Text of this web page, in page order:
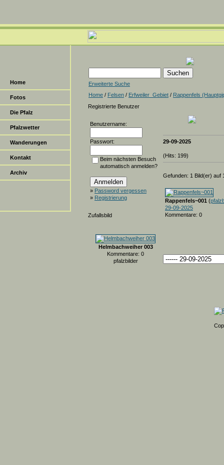
Home
Fotos
Die Pfalz
Pfalzwetter
Wanderungen
Kontakt
Archiv
Erweiterte Suche
Home / Felsen / Erfweiler_Gebiet / Rappenfels
Registrierte Benutzer
Benutzername:
Passwort:
Beim nächsten Besuch
automatisch anmelden?
» Password vergessen
» Registrierung
Zufallsbild
Helmbachweiher 003
Kommentare: 0
pfalzbilder
29-09-2025
(Hits: 199)
Gefunden: 1 Bild(er) auf
Rappenfels~001 (
29-09-2025
Kommentare: 0